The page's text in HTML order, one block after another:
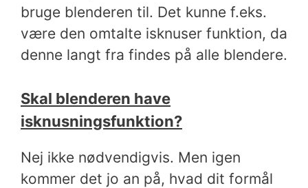
bruge blenderen til. Det kunne f.eks.
være den omtalte isknuser funktion, da
denne langt fra findes på alle blendere.
Skal blenderen have
isknusningsfunktion?
Nej ikke nødvendigvis. Men igen
kommer det jo an på, hvad dit formål